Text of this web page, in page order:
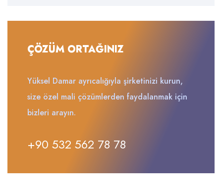
ÇÖZÜM ORTAĞINIZ
Yüksel Damar ayrıcalığıyla şirketinizi kurun,
size özel mali çözümlerden faydalanmak için
bizleri arayın.
+90 532 562 78 78